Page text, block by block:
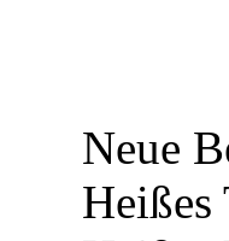
Neue
Heißes